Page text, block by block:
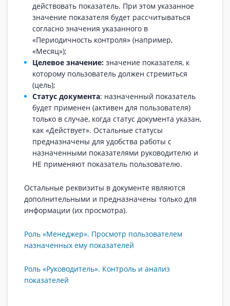
действовать показатель. При этом указанное
значение показателя будет рассчитываться
согласно значения указанного в
«Периодичность контроля» (например,
«Месяц»);
Целевое значение: значение показателя, к
которому пользователь должен стремиться
(цель);
Статус документа: назначенный показатель
будет применен (активен для пользователя)
только в случае, когда статус документа указан,
как «Действует». Остальные статусы
предназначены для удобства работы с
назначенными показателями руководителю и
НЕ применяют показатель пользователю.
Остальные реквизиты в документе являются
дополнительными и предназначены только для
информации (их просмотра).
Роль «Менеджер». Просмотр пользователем
назначенных ему показателей
Роль «Руководитель». Контроль и анализ
показателей